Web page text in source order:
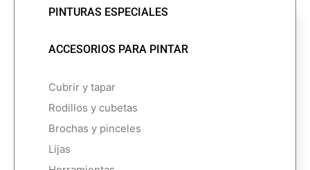
PINTURAS ESPECIALES
ACCESORIOS PARA PINTAR
Cubrir y tapar
Rodillos y cubetas
Brochas y pinceles
Lijas